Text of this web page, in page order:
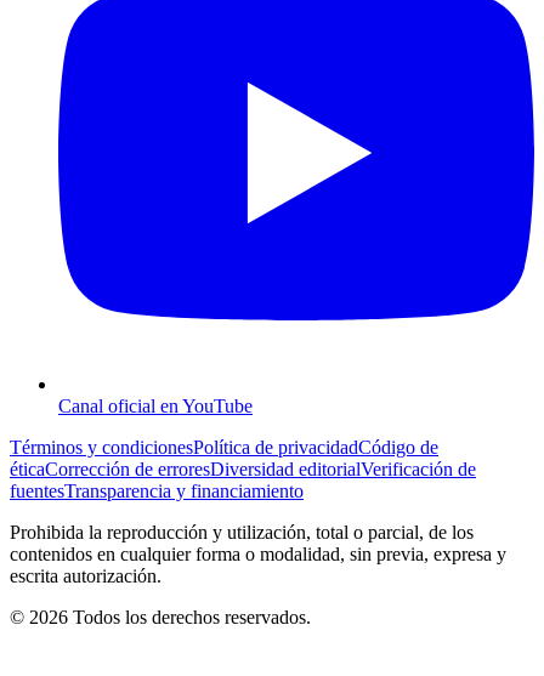
Canal oficial en YouTube
Términos y condicionesPolítica de privacidadCódigo de
éticaCorrección de erroresDiversidad editorialVerificación de
fuentesTransparencia y financiamiento
Prohibida la reproducción y utilización, total o parcial, de los
contenidos en cualquier forma o modalidad, sin previa, expresa y
escrita autorización.
© 2026 Todos los derechos reservados.